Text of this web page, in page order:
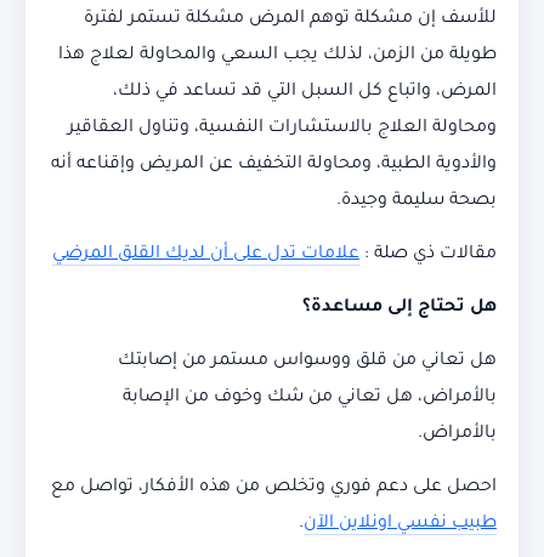
للأسف إن مشكلة توهم المرض مشكلة تستمر لفترة
طويلة من الزمن، لذلك يجب السعي والمحاولة لعلاج هذا
المرض، واتباع كل السبل التي قد تساعد في ذلك،
ومحاولة العلاج بالاستشارات النفسية، وتناول العقاقير
والأدوية الطبية، ومحاولة التخفيف عن المريض وإقناعه أنه
بصحة سليمة وجيدة.
مقالات ذي صلة : علامات تدل على أن لديك القلق المرضي
هل تحتاج إلى مساعدة؟
هل تعاني من قلق ووسواس مستمر من إصابتك
بالأمراض، هل تعاني من شك وخوف من الإصابة
بالأمراض.
احصل على دعم فوري وتخلص من هذه الأفكار، تواصل مع
طبيب نفسي اونلاين الآن.